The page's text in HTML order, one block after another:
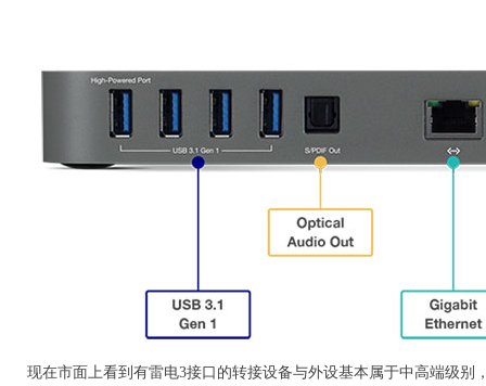
现在市面上看到有雷电3接口的转接设备与外设基本属于中高端级